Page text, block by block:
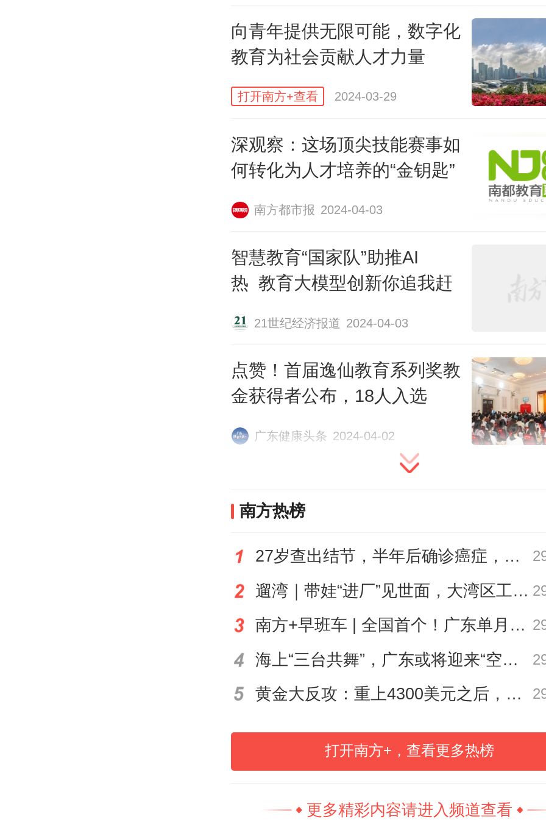
习成果进行统一认证与核算，实现学习
认定、积累和转换。学习者在学分银行
学习成果终身有效，需要时可以转换成
本。
广东终身教育学分银行实体中心。
为实现不同学习成果间的有效转换，
准。
这一标准设计了7级架构，并从知识、技
类型与培训及业绩之间的横向沟通和
接。目前，学分银行学习成果累计转换
达225.5万例。
历名册。 资历名册是广东存储各类有
向青年提供无限可能，数字化
教育为社会贡献人才力量
打开南方+查看 2024-03-29
深观察：这场顶尖技能赛事如
何转化为人才培养的“金钥匙”
南方都市报 2024-04-03
智慧教育“国家队”助推AI
热 教育大模型创新你追我赶
21世纪经济报道 2024-04-03
点赞！首届逸仙教育系列奖教
金获得者公布，18人入选
广东健康头条 2024-04-02
南方热榜
27岁查出结节，半年后确诊癌症，甲状腺癌真的“懒”吗？
遛湾｜带娃“进厂”见世面，大湾区工业研学攻略请查收
南方+早班车 | 全国首个！广东单月用电量突破千亿千瓦时
海上“三台共舞”，广东或将迎来“空调外机” | 天气早知道
黄金大反攻：重上4300美元之后，是反弹还是反转？
打开南方+，查看更多热榜
更多精彩内容请进入频道查看